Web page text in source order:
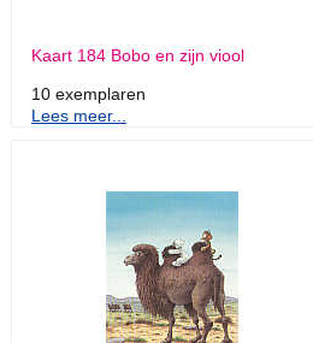
Kaart 184 Bobo en zijn viool
10 exemplaren
Lees meer...